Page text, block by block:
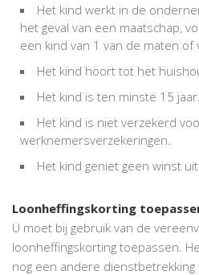
Het kind werkt in de
het geval van een maatschap,
een kind van 1 van de maten of
Het kind hoort tot het
Het kind is ten minste 15 jaar.
Het kind is niet verzekerd
werknemersverzekeringen.
Het kind geniet geen winst
Loonheffingskorting
U moet bij gebruik van de
loonheffingskorting toepassen.
nog een andere